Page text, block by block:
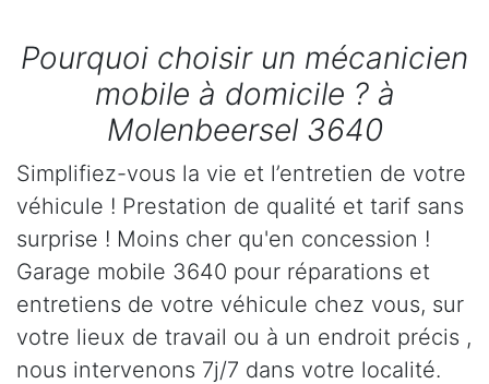
Pourquoi choisir un mécanicien
mobile à domicile ? à
Molenbeersel 3640
Simplifiez-vous la vie et l’entretien de votre
véhicule ! Prestation de qualité et tarif sans
surprise ! Moins cher qu'en concession !
Garage mobile 3640 pour réparations et
entretiens de votre véhicule chez vous, sur
votre lieux de travail ou à un endroit précis ,
nous intervenons 7j/7 dans votre localité.